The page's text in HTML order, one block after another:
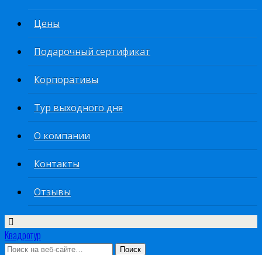
Цены
Подарочный сертификат
Корпоративы
Тур выходного дня
О компании
Контакты
Отзывы
Квадротур